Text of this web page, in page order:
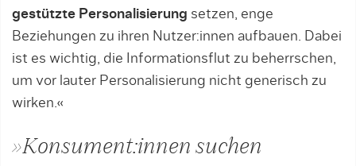
gestützte Personalisierung setzen, enge
Beziehungen zu ihren Nutzer:innen aufbauen. Dabei
ist es wichtig, die Informationsflut zu beherrschen,
um vor lauter Personalisierung nicht generisch zu
wirken.«
»Konsument:innen suchen